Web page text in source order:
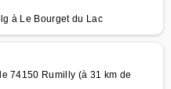
à Le Bourget du Lac
74150 Rumilly (à 31 km de